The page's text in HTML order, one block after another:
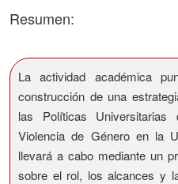
Resumen:
La actividad académica
construcción de una
las Políticas
Violencia de Género en la
llevará a cabo mediante un
sobre el rol, los alcances y